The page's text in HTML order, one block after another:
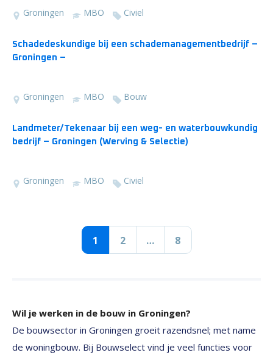
Groningen MBO Civiel
Schadedeskundige bij een schademanagementbedrijf –
Groningen –
Groningen MBO Bouw
Landmeter/Tekenaar bij een weg- en waterbouwkundig
bedrijf – Groningen (Werving & Selectie)
Groningen MBO Civiel
1 2 … 8
Wil je werken in de bouw in Groningen?
De bouwsector in Groningen groeit razendsnel; met name
de woningbouw. Bij Bouwselect vind je veel functies voor